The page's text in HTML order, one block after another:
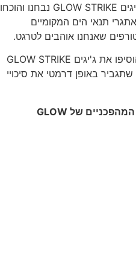
ג'יגים GLOW STRIKE נבחנו והוכחו
תנאי הים המקומיים
שאנחנו אוהבים לטרגט.
הוסיפו את ג'יגים GLOW STRIKE
באופן דרמטי את סיכויי
הזמינו עכשיו והיו הראשונים ליהנות מהיתרונות המהפכניים של GLOW